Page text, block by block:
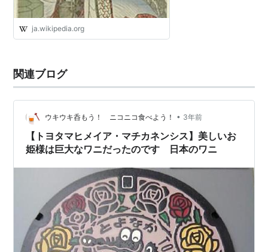
ja.wikipedia.org
関連ブログ
ウキウキ呑もう！ ニコニコ食べよう！ • 3年前
【トヨタマヒメイア・マチカネンシス】美しいお
姫様は巨大なワニだったのです 日本のワニ